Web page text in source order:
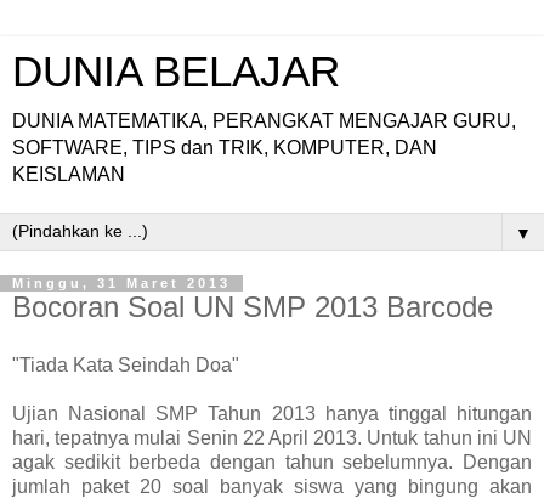
DUNIA BELAJAR
DUNIA MATEMATIKA, PERANGKAT MENGAJAR GURU,
SOFTWARE, TIPS dan TRIK, KOMPUTER, DAN
KEISLAMAN
▼
Minggu, 31 Maret 2013
Bocoran Soal UN SMP 2013 Barcode
"Tiada Kata Seindah Doa"
Ujian Nasional SMP Tahun 2013 hanya tinggal hitungan
hari, tepatnya mulai Senin 22 April 2013. Untuk tahun ini UN
agak sedikit berbeda dengan tahun sebelumnya. Dengan
jumlah paket 20 soal banyak siswa yang bingung akan